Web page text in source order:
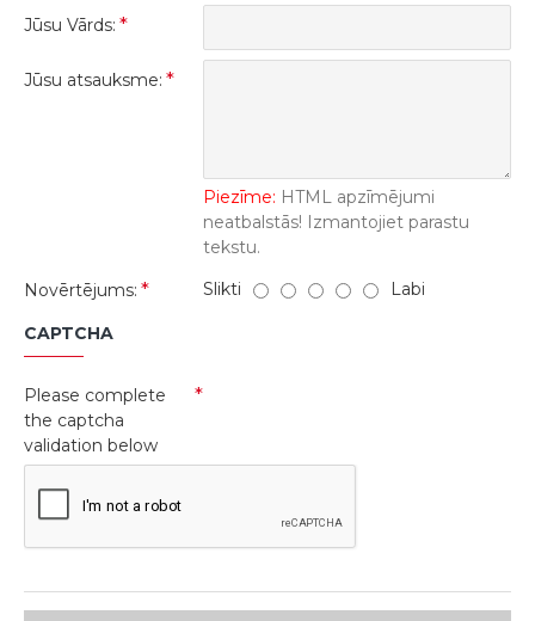
Jūsu Vārds:
Jūsu atsauksme:
Piezīme: HTML apzīmējumi
neatbalstās! Izmantojiet parastu
tekstu.
Novērtējums:
Slikti Labi
CAPTCHA
Please complete
the captcha
validation below